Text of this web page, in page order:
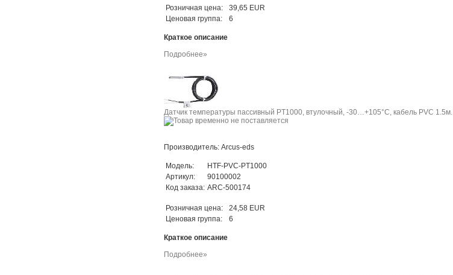
Розничная цена:
39,65 EUR
Ценовая группа:
6
Краткое описание
Подробнее»
Датчик температуры пассивный PT1000, втулочный, -30…+105°C, кабель PVC 1.5м.
Производитель: Arcus-eds
Модель:
HTF-PVC-PT1000
Артикул:
90100002
Код заказа: ARC-500174
Розничная цена:
24,58 EUR
Ценовая группа:
6
Краткое описание
Подробнее»